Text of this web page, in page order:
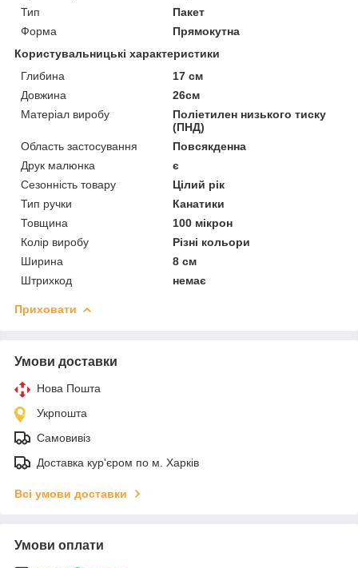
Тип
Пакет
Форма
Прямокутна
Користувальницькі характеристики
Глибина
17 см
Довжина
26см
Матеріал виробу
Поліетилен низького тиску
(ПНД)
Область застосування
Повсякденна
Друк малюнка
є
Сезонність товару
Цілий рік
Тип ручки
Канатики
Товщина
100 мікрон
Колір виробу
Різні кольори
Ширина
8 см
Штрихкод
немає
Приховати
Умови доставки
Нова Пошта
Укрпошта
Самовивіз
Доставка кур'єром по м. Харків
Всі умови доставки
Умови оплати